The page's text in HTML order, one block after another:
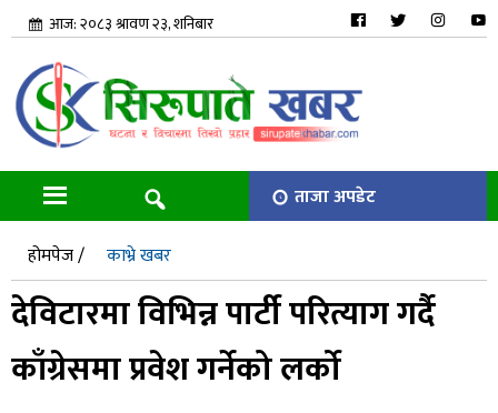
आज: २०८३ श्रावण २३, शनिबार
ताजा अपडेट
होमपेज /
काभ्रे खबर
देविटारमा विभिन्न पार्टी परित्याग गर्दै
काँग्रेसमा प्रवेश गर्नेको लर्को